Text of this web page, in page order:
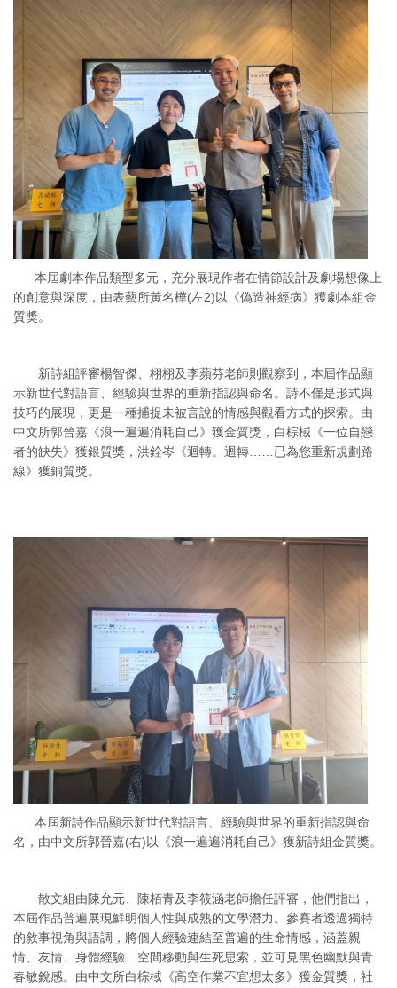
本屆劇本作品類型多元，充分展現作者在情節設計及劇場想像上
的創意與深度，由表藝所黃名樺(左2)以《偽造神經病》獲劇本組金
質獎。
新詩組評審楊智傑、栩栩及李蘋芬老師則觀察到，本屆作品顯
示新世代對語言、經驗與世界的重新指認與命名。詩不僅是形式與
技巧的展現，更是一種捕捉未被言說的情感與觀看方式的探索。由
中文所郭晉嘉《浪一遍遍消耗自己》獲金質獎，白棕棫《一位自戀
者的缺失》獲銀質獎，洪銓岑《迴轉。迴轉……已為您重新規劃路
線》獲銅質獎。
本屆新詩作品顯示新世代對語言、經驗與世界的重新指認與命
名，由中文所郭晉嘉(右)以《浪一遍遍消耗自己》獲新詩組金質獎。
散文組由陳允元、陳栢青及李筱涵老師擔任評審，他們指出，
本屆作品普遍展現鮮明個人性與成熟的文學潛力。參賽者透過獨特
的敘事視角與語調，將個人經驗連結至普遍的生命情感，涵蓋親
情、友情、身體經驗、空間移動與生死思索，並可見黑色幽默與青
春敏銳感。由中文所白棕棫《高空作業不宜想太多》獲金質獎，社